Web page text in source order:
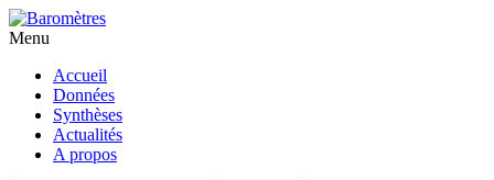
Menu
contenu
principal
Accueil
Données
Synthèses
Actualités
A propos